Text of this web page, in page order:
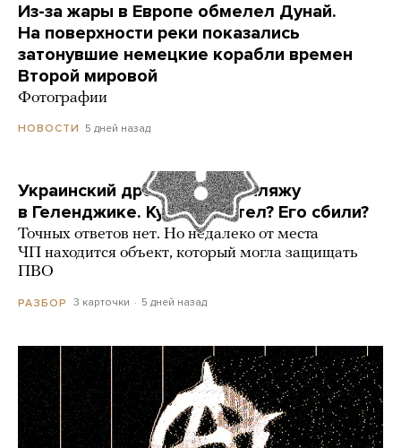
Из-за жары в Европе обмелел Дунай.
На поверхности реки показались
затонувшие немецкие корабли времен
Второй мировой
Фотографии
НОВОСТИ 5 дней назад
Украинский дрон попал по пляжу
в Геленджике. Куда он летел? Его сбили?
Точных ответов нет. Но недалеко от места
ЧП находится объект, который могла защищать
ПВО
РАЗБОР 3 карточки 5 дней назад